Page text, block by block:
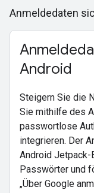
Anmeldedaten
Android
Steigern Sie die
Sie mithilfe des
passwortlose
integrieren. Der
Android
Passwörter und
„Über Google